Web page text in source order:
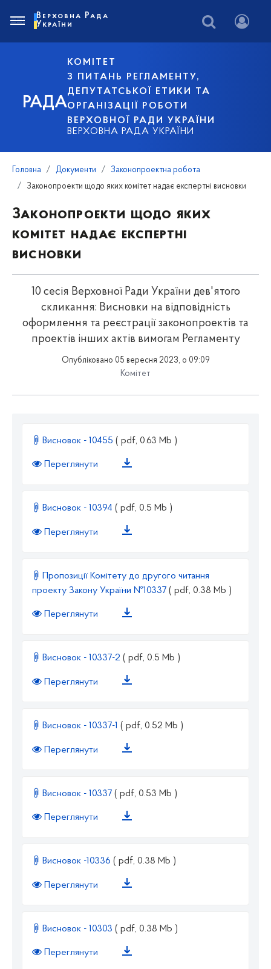
РАДА
КОМІТЕТ
З ПИТАНЬ РЕГЛАМЕНТУ,
ДЕПУТАТСЬКОЇ ЕТИКИ ТА
ОРГАНІЗАЦІЇ РОБОТИ
ВЕРХОВНОЇ РАДИ УКРАЇНИ
ВЕРХОВНА РАДА УКРАЇНИ
Верховна Рада
України
Головна Документи
Законопроектна робота
Законопроекти щодо яких комітет надає експертні висновки
Законопроекти щодо яких
комітет надає експертні
висновки
10 сесія Верховної Ради України дев'ятого
скликання: Висновки на відповідність
оформлення та реєстрації законопроектів та
проектів інших актів вимогам Регламенту
Опубліковано 05 вересня 2023, о 09:09
Комітет
Висновок - 10455 ( pdf, 0.63 Mb )
Переглянути
Висновок - 10394 ( pdf, 0.5 Mb )
Переглянути
Пропозиції Комітету до другого читання
проекту Закону України №10337 ( pdf, 0.38 Mb )
Переглянути
Висновок - 10337-2 ( pdf, 0.5 Mb )
Переглянути
Висновок - 10337-1 ( pdf, 0.52 Mb )
Переглянути
Висновок - 10337 ( pdf, 0.53 Mb )
Переглянути
Висновок -10336 ( pdf, 0.38 Mb )
Переглянути
Висновок - 10303 ( pdf, 0.38 Mb )
Переглянути